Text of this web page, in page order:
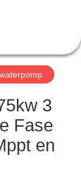
3
Fase
en